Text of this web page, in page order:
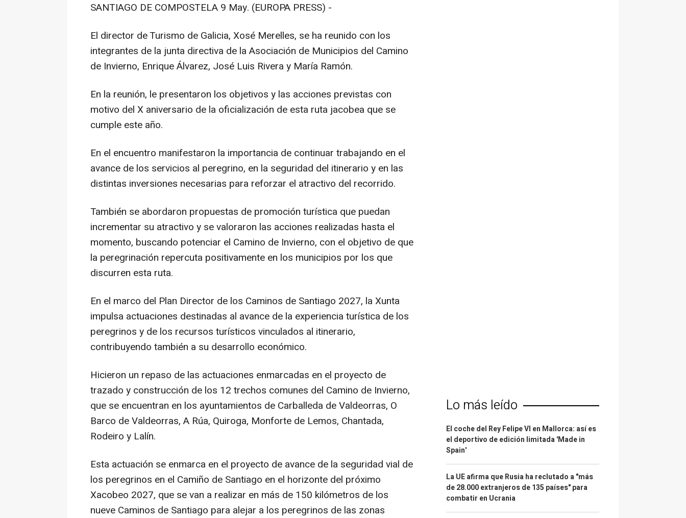
SANTIAGO DE COMPOSTELA 9 May. (EUROPA PRESS) -
El director de Turismo de Galicia, Xosé Merelles, se ha reunido con los
integrantes de la junta directiva de la Asociación de Municipios del Camino
de Invierno, Enrique Álvarez, José Luis Rivera y María Ramón.
En la reunión, le presentaron los objetivos y las acciones previstas con
motivo del X aniversario de la oficialización de esta ruta jacobea que se
cumple este año.
En el encuentro manifestaron la importancia de continuar trabajando en el
avance de los servicios al peregrino, en la seguridad del itinerario y en las
distintas inversiones necesarias para reforzar el atractivo del recorrido.
También se abordaron propuestas de promoción turística que puedan
incrementar su atractivo y se valoraron las acciones realizadas hasta el
momento, buscando potenciar el Camino de Invierno, con el objetivo de que
la peregrinación repercuta positivamente en los municipios por los que
discurren esta ruta.
En el marco del Plan Director de los Caminos de Santiago 2027, la Xunta
impulsa actuaciones destinadas al avance de la experiencia turística de los
peregrinos y de los recursos turísticos vinculados al itinerario,
contribuyendo también a su desarrollo económico.
Hicieron un repaso de las actuaciones enmarcadas en el proyecto de
trazado y construcción de los 12 trechos comunes del Camino de Invierno,
que se encuentran en los ayuntamientos de Carballeda de Valdeorras, O
Barco de Valdeorras, A Rúa, Quiroga, Monforte de Lemos, Chantada,
Rodeiro y Lalín.
Esta actuación se enmarca en el proyecto de avance de la seguridad vial de
los peregrinos en el Camiño de Santiago en el horizonte del próximo
Xacobeo 2027, que se van a realizar en más de 150 kilómetros de los
nueve Caminos de Santiago para alejar a los peregrinos de las zonas
Lo más leído
El coche del Rey Felipe VI en Mallorca: así es
el deportivo de edición limitada 'Made in
Spain'
La UE afirma que Rusia ha reclutado a "más
de 28.000 extranjeros de 135 países" para
combatir en Ucrania